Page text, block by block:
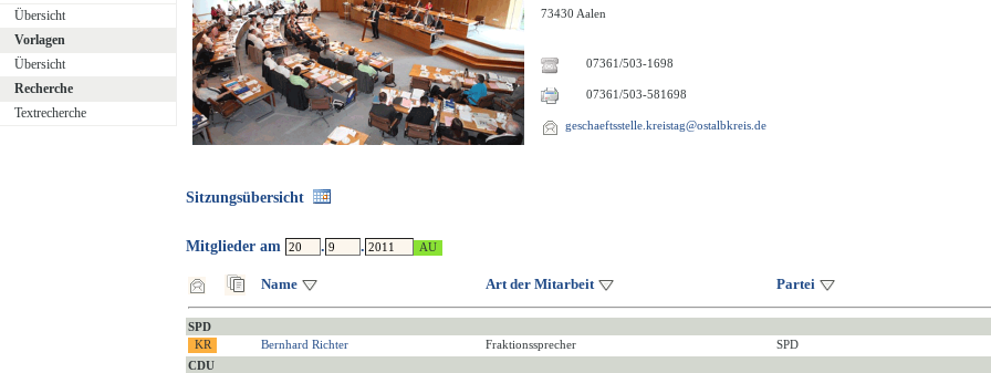
Übersicht
Vorlagen
Übersicht
Recherche
Textrecherche
73430 Aalen
07361/503-1698
07361/503-581698
geschaeftsstelle.kreistag@ostalbkreis.de
Sitzungsübersicht
Mitglieder am . .
Name Art der Mitarbeit Partei
SPD
Bernhard Richter
Fraktionssprecher SPD
CDU